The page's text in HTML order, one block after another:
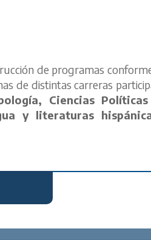
de programas
de distintas carreras
Ciencias
y literaturas